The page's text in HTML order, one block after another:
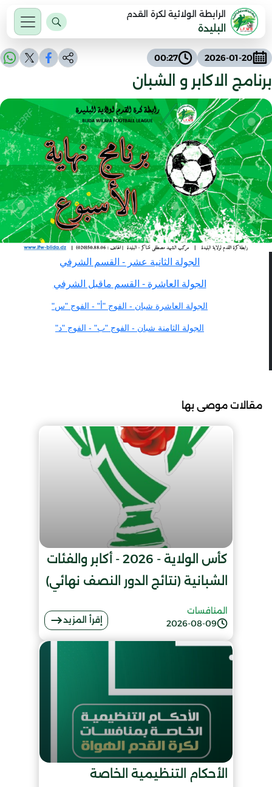
الرابطة الولائية لكرة القدم
البليدة
2026-01-20
00:27
برنامج الاكابر و الشبان
الجولة الثانية عشر - القسم الشرفي
الجولة العاشرة - القسم ماقبل الشرفي
الجولة العاشرة شبان - الفوج "أ" - الفوج "س"
الجولة الثامنة شبان - الفوج "ب" - الفوج "د"
مقالات موصى بها
كأس الولاية - 2026 - أكابر والفئات
الشبانية (نتائج الدور النصف نهائي)
2026-08-09
المنافسات
إقرأ المزيد
الأحكام التنظيمية الخاصة